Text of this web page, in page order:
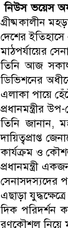
নিউস ভয়েস
গ্রীষ্মকালীন
দেশের ইতিহাসে
মাঠপর্যায়ের
তিনি আজ সকাল
ডিভিশনের
এলাকা পায়ে
প্রধানমন্ত্রীর
তিনি জানান,
দায়িত্বপ্রাপ্ত
কার্যক্রম ও
প্রধানমন্ত্রী
সেনাসদস্যদের
এছাড়া
দিক পরিদর্শন
রণকৌশল নিয়ে